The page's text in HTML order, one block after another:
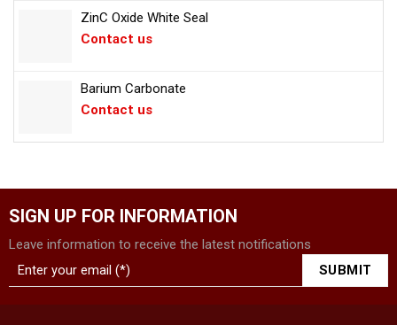
ZinC Oxide White Seal
Contact us
Barium Carbonate
Contact us
SIGN UP FOR INFORMATION
Leave information to receive the latest notifications